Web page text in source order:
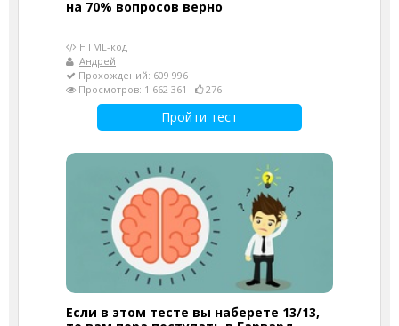
на 70% вопросов верно
HTML-код
Андрей
Прохождений: 609 996
Просмотров: 1 662 361
276
Пройти тест
Если в этом тесте вы наберете 13/13,